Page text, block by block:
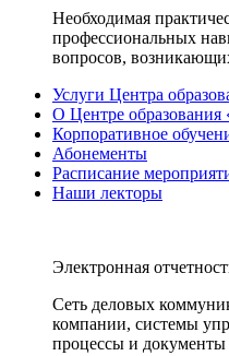
Необходимая
профессиональных
вопросов,
Услуги Центра
О Центре
Корпоративное
Абонементы
Расписание
Наши лекторы
Электронная
Сеть деловых
компании, системы
процессы и документы